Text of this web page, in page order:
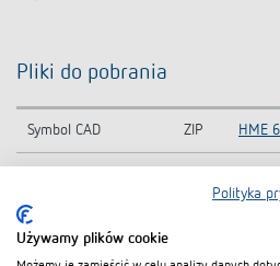
Pliki do pobrania
Symbol CAD ZIP HME
Information Notice
EU Data Act
EU
Polityka
Używamy plików cookie